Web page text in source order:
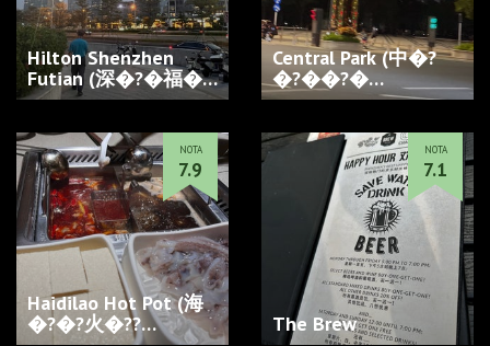
Hilton Shenzhen
Futian (深�?�福�?
��?�?顿…
Central Park (中�?
�?��?�…
Haidilao Hot Pot (海
�?�?火�??…
NOTA
7.9
The Brew
NOTA
7.1